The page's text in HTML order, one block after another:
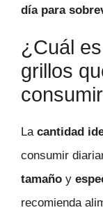
día para
¿Cuál
grillos
La cantidad
consumir
tamaño y
recomienda